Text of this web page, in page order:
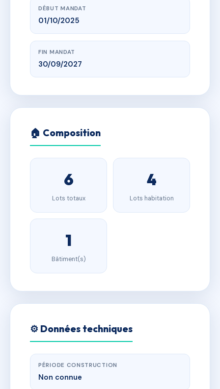
DÉBUT MANDAT
01/10/2025
FIN MANDAT
30/09/2027
🏠 Composition
6
Lots totaux
4
Lots habitation
1
Bâtiment(s)
⚙️ Données techniques
PÉRIODE CONSTRUCTION
Non connue